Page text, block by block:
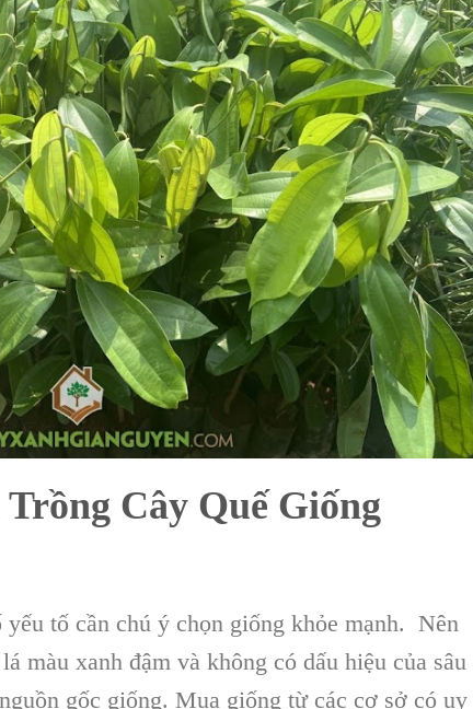
Cây Quế Giống
tố cần chú ý chọn giống khỏe mạnh. Nên
màu xanh đậm và không có dấu hiệu của sâu
gốc giống. Mua giống từ các cơ sở có uy